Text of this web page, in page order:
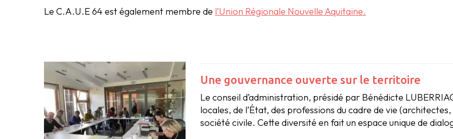
Le C.A.U.E 64 est également membre de l’Union Régionale Nouvelle Aquitaine.
Une gouvernance ouverte sur le territoire
Le conseil d’administration, présidé par Bénédicte
locales, de l’État, des professions du cadre de vie
société civile. Cette diversité en fait un espace unique de